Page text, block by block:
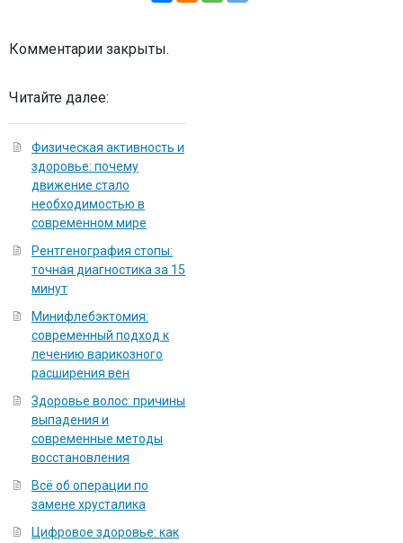
Комментарии закрыты.
Читайте далее:
Физическая активность и
здоровье: почему
движение стало
необходимостью в
современном мире
Рентгенография стопы:
точная диагностика за 15
минут
Минифлебэктомия:
современный подход к
лечению варикозного
расширения вен
Здоровье волос: причины
выпадения и
современные методы
восстановления
Всё об операции по
замене хрусталика
Цифровое здоровье: как